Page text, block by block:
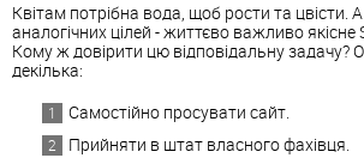
Квітам потрібна вода, щоб рости та цвісти.
аналогічних цілей - життєво важливо якісне
Кому ж довірити цю відповідальну задачу?
декілька:
Самостійно просувати сайт.
Прийняти в штат власного фахівця.